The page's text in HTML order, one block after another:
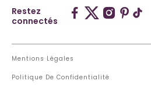
Restez
connectés
Mentions Légales
Politique De Confidentialité